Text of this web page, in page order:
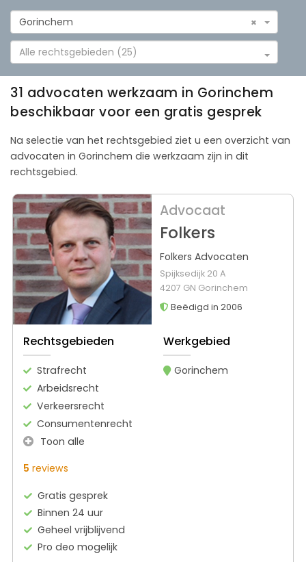
×
Gorinchem
Alle rechtsgebieden (25)
31 advocaten werkzaam in Gorinchem
beschikbaar voor een gratis gesprek
Na selectie van het rechtsgebied ziet u een overzicht van
advocaten in Gorinchem die werkzaam zijn in dit
rechtsgebied.
Advocaat
Folkers
Folkers Advocaten
Spijksedijk 20 A
4207 GN Gorinchem
Beëdigd in 2006
Rechtsgebieden
Strafrecht
Arbeidsrecht
Verkeersrecht
Consumentenrecht
Toon alle
Werkgebied
Gorinchem
5 reviews
Gratis gesprek
Binnen 24 uur
Geheel vrijblijvend
Pro deo mogelijk